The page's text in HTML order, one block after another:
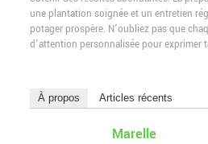
une plantation soignée et un entretien
potager prospère. N’oubliez pas que
d’attention personnalisée pour exprimer
À propos Articles récents
Marelle